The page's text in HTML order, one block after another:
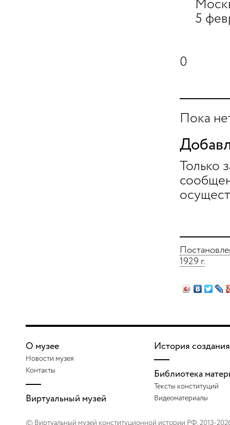
5
0
Пока
Только
1929 г.
О музее
Новости музея
Контакты
Виртуальный музей
История создания
Библиотека
Тексты конституций
Видеоматериалы
© Виртуальный музей конституционной истории РФ. 2013-